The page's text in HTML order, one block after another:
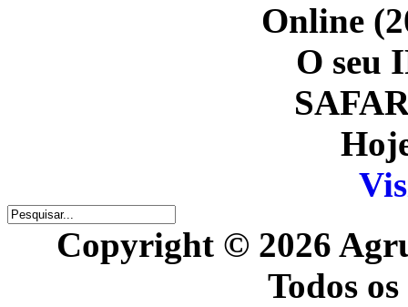
Online
O seu
Copyright © 2026
Todos